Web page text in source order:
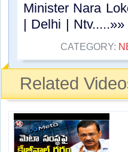
Minister Nara
| Delhi | Ntv.....»»
CATEGORY:
Related